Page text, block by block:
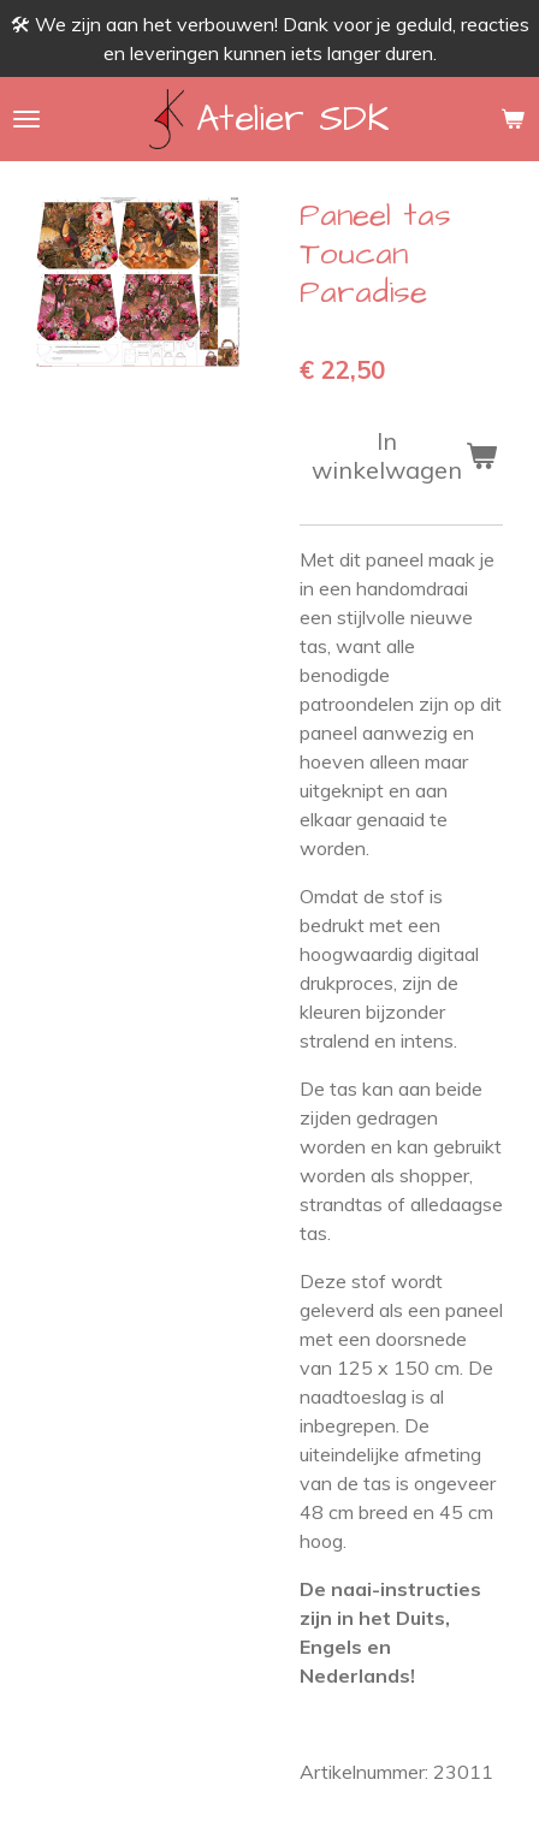
Ga
naar
de
Atelier SDK
🛠 We zijn aan het verbouwen! Dank voor je geduld, reacties
en leveringen kunnen iets langer duren.
Paneel tas
Toucan
Paradise
€ 22,50
In
winkelwagen
Met dit paneel maak je
in een handomdraai
een stijlvolle nieuwe
tas, want alle
benodigde
patroondelen zijn op dit
paneel aanwezig en
hoeven alleen maar
uitgeknipt en aan
elkaar genaaid te
worden.
Omdat de stof is
bedrukt met een
hoogwaardig digitaal
drukproces, zijn de
kleuren bijzonder
stralend en intens.
De tas kan aan beide
zijden gedragen
worden en kan gebruikt
worden als shopper,
strandtas of alledaagse
tas.
Deze stof wordt
geleverd als een paneel
met een doorsnede
van 125 x 150 cm. De
naadtoeslag is al
inbegrepen. De
uiteindelijke afmeting
van de tas is ongeveer
48 cm breed en 45 cm
hoog.
De naai-instructies
zijn in het Duits,
Engels en
Nederlands!
Artikelnummer: 23011